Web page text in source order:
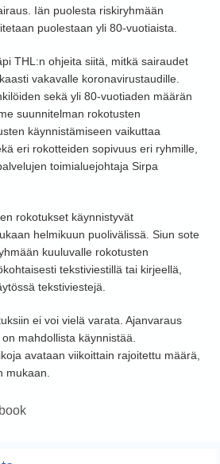
Iän puolesta riskiryhmään
puolestaan yli 80-vuotiaista.
THL:n ohjeita siitä, mitkä sairaudet
vakavalle koronavirustaudille.
sekä yli 80-vuotiaden määrän
suunnitelman rokotusten
käynnistämiseen vaikuttaa
eri rokotteiden sopivuus eri ryhmille,
toimialuejohtaja Sirpa
rokotukset käynnistyvät
helmikuun puolivälissä. Siun sote
kuuluvalle rokotusten
tekstiviestillä tai kirjeellä,
tekstiviestejä.
ei voi vielä varata. Ajanvaraus
mahdollista käynnistää.
avataan viikoittain rajoitettu määrä,
mukaan.